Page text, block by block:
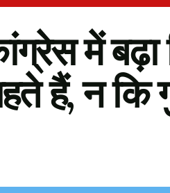
में बढ़ा
हैं, न कि